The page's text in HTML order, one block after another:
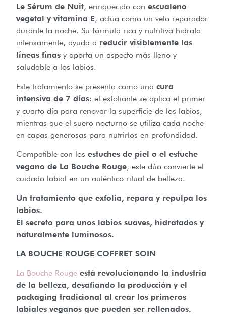
Le Sérum de Nuit, enriquecido con escualeno
vegetal y vitamina E, actúa como un velo reparador
durante la noche. Su fórmula rica y nutritiva hidrata
intensamente, ayuda a reducir visiblemente las
líneas finas y aporta un aspecto más lleno y
saludable a los labios.
Este tratamiento se presenta como una cura
intensiva de 7 días: el exfoliante se aplica el primer
y cuarto día para renovar la superficie de los labios,
mientras que el suero nocturno se utiliza cada noche
en capas generosas para nutrirlos en profundidad.
Compatible con los estuches de piel o el estuche
vegano de La Bouche Rouge, este dúo convierte el
cuidado labial en un auténtico ritual de belleza.
Un tratamiento que exfolia, repara y repulpa los
labios.
El secreto para unos labios suaves, hidratados y
naturalmente luminosos.
LA BOUCHE ROUGE COFFRET SOIN
La Bouche Rouge está revolucionando la industria
de la belleza, desafiando la producción y el
packaging tradicional al crear los primeros
labiales veganos que pueden ser rellenados.